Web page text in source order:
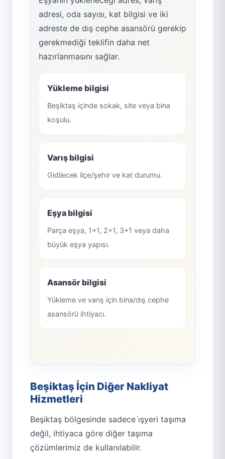
adresi, oda sayısı, kat bilgisi ve iki
adreste de dış cephe asansörü gerekip
gerekmediği teklifin daha net
hazırlanmasını sağlar.
Yükleme bilgisi
Beşiktaş içinde sokak, site veya bina
koşulu.
Varış bilgisi
Gidilecek ilçe/şehir ve kat durumu.
Eşya bilgisi
Parça eşya, 1+1, 2+1, 3+1 veya daha
büyük eşya yapısı.
Asansör bilgisi
Yükleme ve varış için bina/dış cephe
asansörü ihtiyacı.
Beşiktaş İçin Diğer Nakliyat
Hizmetleri
Beşiktaş bölgesinde sadece i̇şyeri taşıma
değil, ihtiyaca göre diğer taşıma
çözümlerimiz de kullanılabilir.